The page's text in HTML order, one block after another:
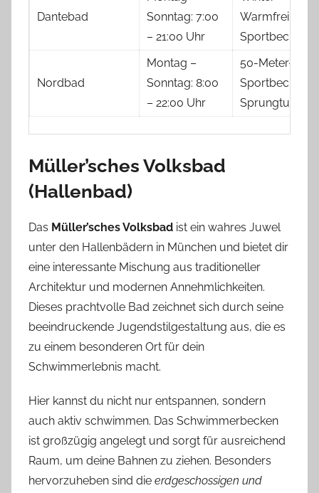
Dantebad
Sonntag: 7:00
– 21:00 Uhr
Warmfreibad;
Sportbecken
Nordbad
Montag –
Sonntag: 8:00
– 22:00 Uhr
50-Meter-
Sportbecken;
Sprungturm
Müller’sches Volksbad
(Hallenbad)
Das Müller’sches Volksbad ist ein wahres Juwel
unter den Hallenbädern in München und bietet dir
eine interessante Mischung aus traditioneller
Architektur und modernen Annehmlichkeiten.
Dieses prachtvolle Bad zeichnet sich durch seine
beeindruckende Jugendstilgestaltung aus, die es
zu einem besonderen Ort für dein
Schwimmerlebnis macht.
Hier kannst du nicht nur entspannen, sondern
auch aktiv schwimmen. Das Schwimmerbecken
ist großzügig angelegt und sorgt für ausreichend
Raum, um deine Bahnen zu ziehen. Besonders
hervorzuheben sind die erdgeschossigen und